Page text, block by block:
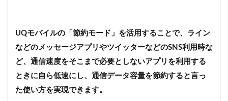
UQモバイルの「節約モード」を活用することで、ライン
などのメッセージアプリやツイッターなどのSNS利用時な
ど、通信速度をそこまで必要としないアプリを利用する
ときに自ら低速にし、通信データ容量を節約すると言っ
た使い方を実現できます。